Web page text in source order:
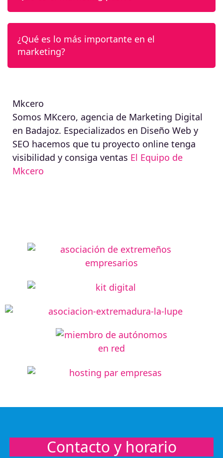
¿Qué es lo más importante en el
marketing?
Mkcero
Somos MKcero, agencia de Marketing Digital
en Badajoz. Especializados en Diseño Web y
SEO hacemos que tu proyecto online tenga
visibilidad y consiga ventas El Equipo de
Mkcero
Contacto y horario